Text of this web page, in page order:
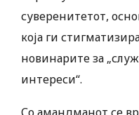
суверенитетот,
која ги
новинарите за
интереси“.